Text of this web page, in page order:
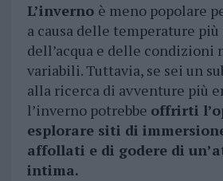
L’inverno è meno popolare
a causa delle temperature più
dell’acqua e delle condizioni
variabili. Tuttavia, se sei un
alla ricerca di avventure più
l’inverno potrebbe offrirti
esplorare siti di
affollati e di godere di
intima.